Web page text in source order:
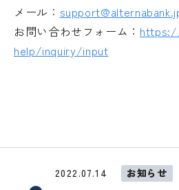
メール：
お問い合わせフォーム：
help/inquiry/input
2022.07.14
お知らせ